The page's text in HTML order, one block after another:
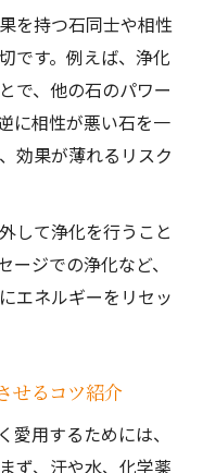
を持つ石同士や相性
です。例えば、浄化
で、他の石のパワー
に相性が悪い石を一
効果が薄れるリスク
して浄化を行うこと
ジでの浄化など、
エネルギーをリセッ
せるコツ紹介
愛用するためには、
ず、汗や水、化学薬